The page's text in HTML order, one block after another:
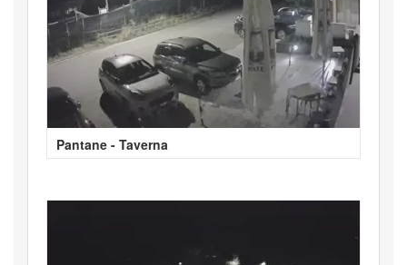
Pantane - Taverna